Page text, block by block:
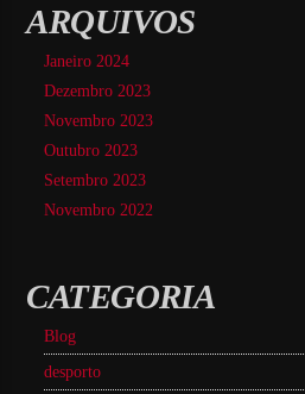
ARQUIVOS
Janeiro 2024
Dezembro 2023
Novembro 2023
Outubro 2023
Setembro 2023
Novembro 2022
CATEGORIA
Blog
desporto